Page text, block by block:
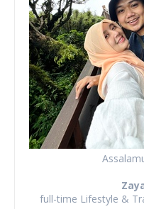
full-time Lifestyle &